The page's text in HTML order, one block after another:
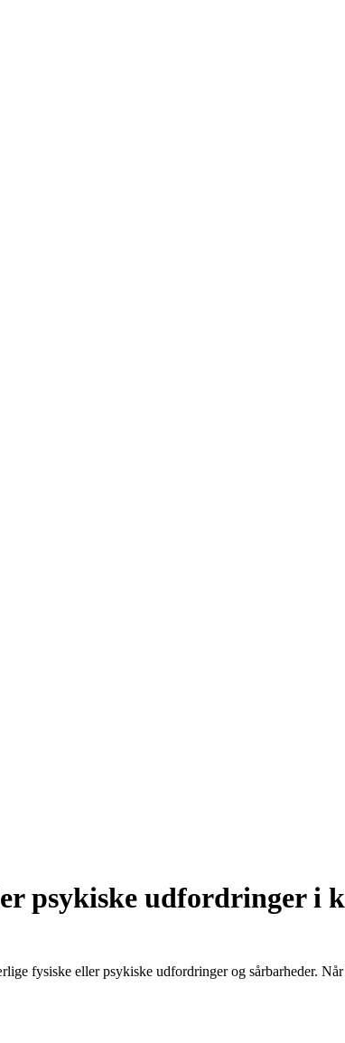
psykiske udfordringer i
fysiske eller psykiske udfordringer og sårbarheder. Når